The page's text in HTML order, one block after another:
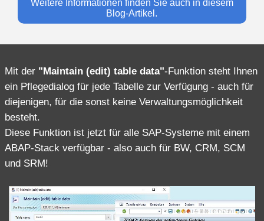
Weitere Informationen finden Sie auch in diesem
Blog-Artikel.
Mit der "Maintain (edit) table data"-Funktion steht Ihnen
ein Pflegedialog für jede Tabelle zur Verfügung - auch für
diejenigen, für die sonst keine Verwaltungsmöglichkeit
besteht.
Diese Funktion ist jetzt für alle SAP-Systeme mit einem
ABAP-Stack verfügbar - also auch für BW, CRM, SCM
und SRM!